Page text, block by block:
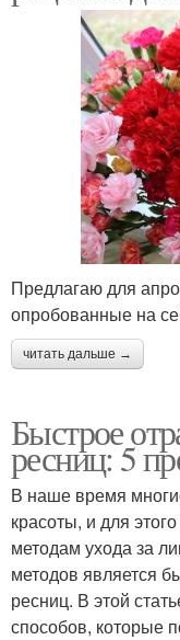
Предлагаю для
опробованные на
читать дальше →
Быстрое
ресниц: 5
В наше время
красоты, и для
методам ухода за
методов является
ресниц. В этой
способов, которые